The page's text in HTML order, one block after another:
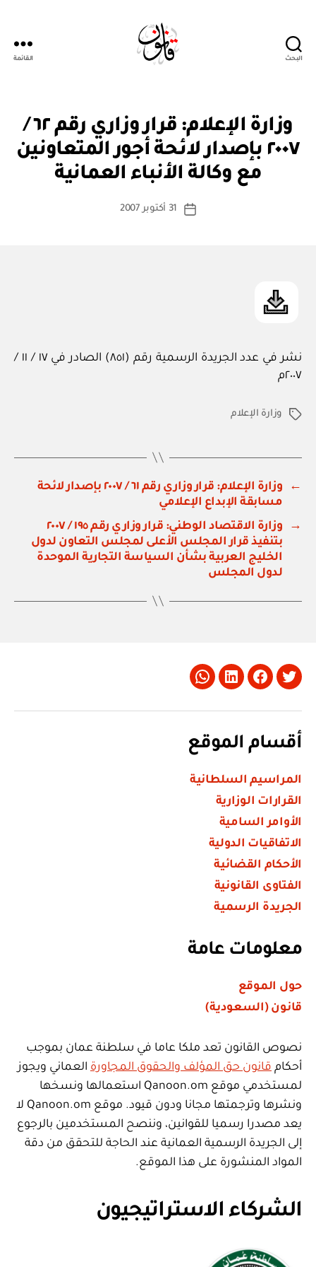
البحث القائمة
التصنيفات
ار
وزارة الإعلام: قرار وزاري رقم ٦٢ /
٢٠٠٧ بإصدار لائحة أجور المتعاونين
مع وكالة الأنباء العمانية
كاتب
بو
س
ة
تاريخ
31 أكتوبر 2007
نشر في عدد الجريدة الرسمية رقم (٨٥١) الصادر في ١٧ / ١١ /
٢٠٠٧م
الوسوموزارة الإعلام
←
وزارة الإعلام: قرار وزاري رقم ٦١ / ٢٠٠٧ بإصدار لائحة
مسابقة الإبداع الإعلامي
→
وزارة الاقتصاد الوطني: قرار وزاري رقم ١٩٥ / ٢٠٠٧
بتنفيذ قرار المجلس الأعلى لمجلس التعاون لدول
الخليج العربية بشأن السياسة التجارية الموحدة
لدول المجلس
Twitter
Facebook
LinkedIn
Whatsapp
أقسام الموقع
المراسيم السلطانية
القرارات الوزارية
الأوامر السامية
الاتفاقيات الدولية
الأحكام القضائية
الفتاوى القانونية
الجريدة الرسمية
معلومات عامة
حول الموقع
قانون (السعودية)
نصوص القانون تعد ملكا عاما في سلطنة عمان بموجب
أحكام قانون حق المؤلف والحقوق المجاورة العماني ويجوز
لمستخدمي موقع Qanoon.om استعمالها ونسخها
ونشرها وترجمتها مجانا ودون قيود. موقع Qanoon.om لا
يعد مصدرا رسميا للقوانين، وننصح المستخدمين بالرجوع
إلى الجريدة الرسمية العمانية عند الحاجة للتحقق من دقة
المواد المنشورة على هذا الموقع.
الشركاء الاستراتيجيون